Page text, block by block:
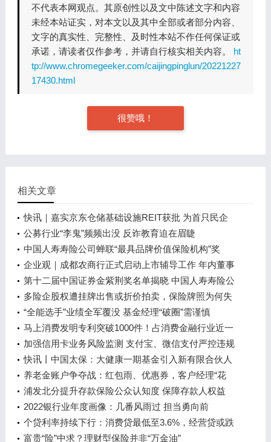
不代表本网观点。其原创性以及文中陈述文字和内容
未经本站证实，对本文以及其中全部或者部分内容、
文字的真实性、完整性、及时性本站不作任何保证或
承诺，请读者仅作参考，并请自行核实相关内容。 ht
tp://www.chromegeeker.com/caijingpinglun/20221227
17430.html
很赞哦！
相关文章
快讯｜嘉实京东仓储基础设施REIT获批 为首只民企
仓储物流公募REIT
公募行业“李鬼”频频出没 反诈教育迫在眉睫
中国人寿寿险公司蝉联“最具品牌价值保险机构”奖
企业观｜成都农商行正式启动上市辅导工作 年内董事
长、行长均已换新
第十二届中国证券金紫荆奖名单揭晓 中国人寿寿险公
司斩获两项重磅奖项
多险企股权遭挂牌出售或折价拍卖，保险牌照为何失
去资本“宠幸”
“全能选手”业绩全军覆没 基金经理“破圈”需谨慎
马上消费发明专利突破1000件！占消费金融行业近一
半
加强信用卡业务风险监测 支付宝、微信支付严控违规
行为
快讯丨中国太保：大健康一期基金引入新有限合伙人
科创基金将对大健康二期认缴出资3亿元
养老金账户争夺战：红包雨、优惠券，客户经理“花
式”获客
浦发北分提升存款保险公众认知度 保障存款人权益
2022银行业年度画像：几番风雨过 担当勇向前
个贷利率持续下行：消费贷最低至3.6%，经营贷或跌
破3%
富贵“险”中求？理财型保险并非“万金油”